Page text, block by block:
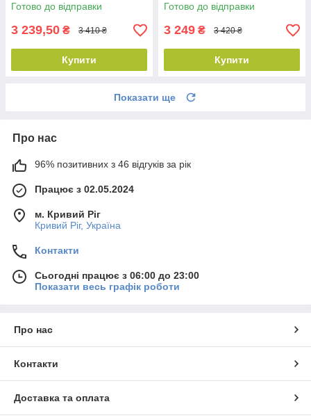
Готово до відправки
3 239,50 ₴ 3 410 ₴
Купити
Готово до відправки
3 249 ₴ 3 420 ₴
Купити
Показати ще
Про нас
96% позитивних з 46 відгуків за рік
Працює з 02.05.2024
м. Кривий Ріг
Кривий Ріг, Україна
Контакти
Сьогодні працює з 06:00 до 23:00
Показати весь графік роботи
Про нас
Контакти
Доставка та оплата